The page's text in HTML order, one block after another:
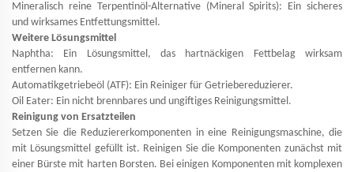
Mineralisch reine Terpentinöl-Alternative (Mineral Spirits): Ein sicheres
und wirksames Entfettungsmittel.
Weitere Lösungsmittel
Naphtha: Ein Lösungsmittel, das hartnäckigen Fettbelag wirksam
entfernen kann.
Automatikgetriebeöl (ATF): Ein Reiniger für Getriebereduzierer.
Oil Eater: Ein nicht brennbares und ungiftiges Reinigungsmittel.
Reinigung von Ersatzteilen
Setzen Sie die Reduziererkomponenten in eine Reinigungsmaschine, die
mit Lösungsmittel gefüllt ist. Reinigen Sie die Komponenten zunächst mit
einer Bürste mit harten Borsten. Bei einigen Komponenten mit komplexen